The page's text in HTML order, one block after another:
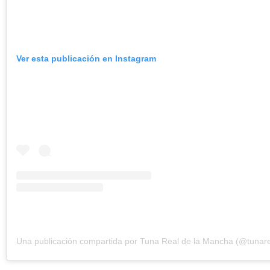
Ver esta publicación en Instagram